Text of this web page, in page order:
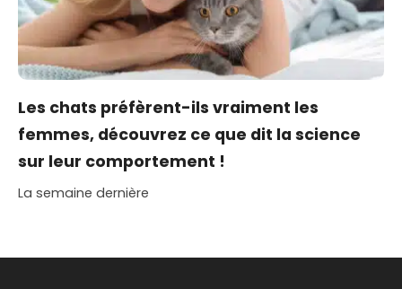
Les chats préfèrent-ils vraiment les
femmes, découvrez ce que dit la science
sur leur comportement !
La semaine dernière